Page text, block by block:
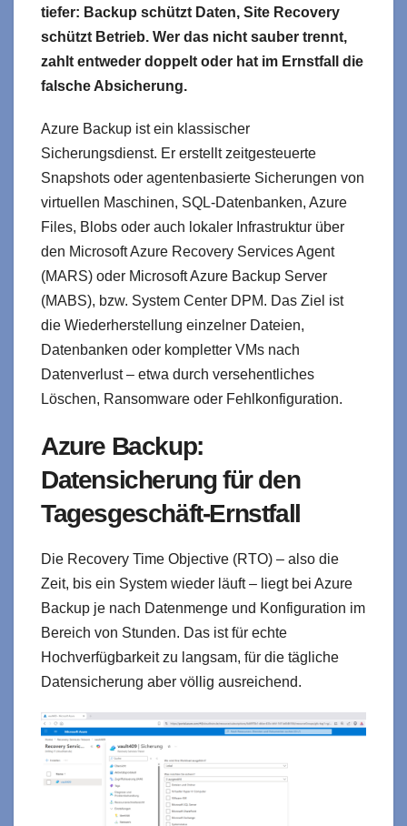
tiefer: Backup schützt Daten, Site Recovery
schützt Betrieb. Wer das nicht sauber trennt,
zahlt entweder doppelt oder hat im Ernstfall die
falsche Absicherung.
Azure Backup ist ein klassischer
Sicherungsdienst. Er erstellt zeitgesteuerte
Snapshots oder agentenbasierte Sicherungen von
virtuellen Maschinen, SQL-Datenbanken, Azure
Files, Blobs oder auch lokaler Infrastruktur über
den Microsoft Azure Recovery Services Agent
(MARS) oder Microsoft Azure Backup Server
(MABS), bzw. System Center DPM. Das Ziel ist
die Wiederherstellung einzelner Dateien,
Datenbanken oder kompletter VMs nach
Datenverlust – etwa durch versehentliches
Löschen, Ransomware oder Fehlkonfiguration.
Azure Backup:
Datensicherung für den
Tagesgeschäft-Ernstfall
Die Recovery Time Objective (RTO) – also die
Zeit, bis ein System wieder läuft – liegt bei Azure
Backup je nach Datenmenge und Konfiguration im
Bereich von Stunden. Das ist für echte
Hochverfügbarkeit zu langsam, für die tägliche
Datensicherung aber völlig ausreichend.